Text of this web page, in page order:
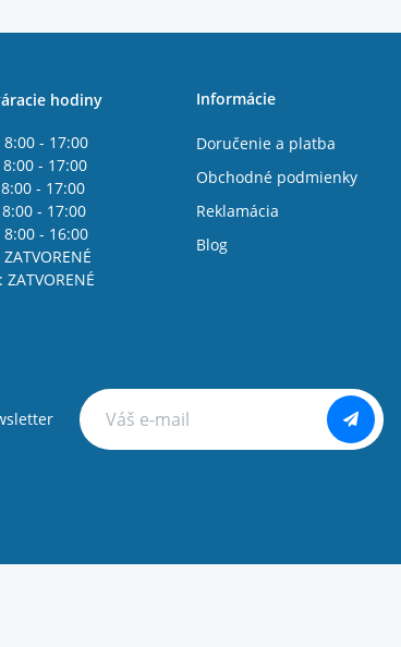
hodiny
8:00 - 17:00
- 17:00
- 17:00
- 17:00
8:00 - 16:00
ZATVORENÉ
Informácie
Doručenie a platba
Obchodné podmienky
Reklamácia
Blog